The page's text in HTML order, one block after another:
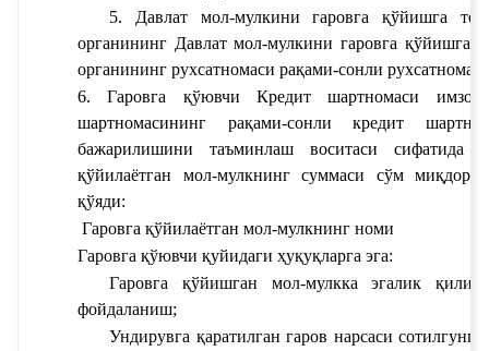
5. Давлат мол-мулкини гаровга қўйишга
органининг Давлат мол-мулкини гаровга қўйишга
органининг рухсатномаси рақами-сонли
6. Гаровга қўювчи Кредит шартномаси
шартномасининг рақами-сонли кредит
бажарилишини таъминлаш воситаси
қўйилаётган мол-мулкнинг суммаси сўм
қўяди:
Гаровга қўйилаётган мол-мулкнинг номи
Гаровга қўювчи қуйидаги ҳуқуқларга эга:
Гаровга қўйишган мол-мулкка эгалик
фойдаланиш;
Ундирувга қаратилган гаров нарсаси